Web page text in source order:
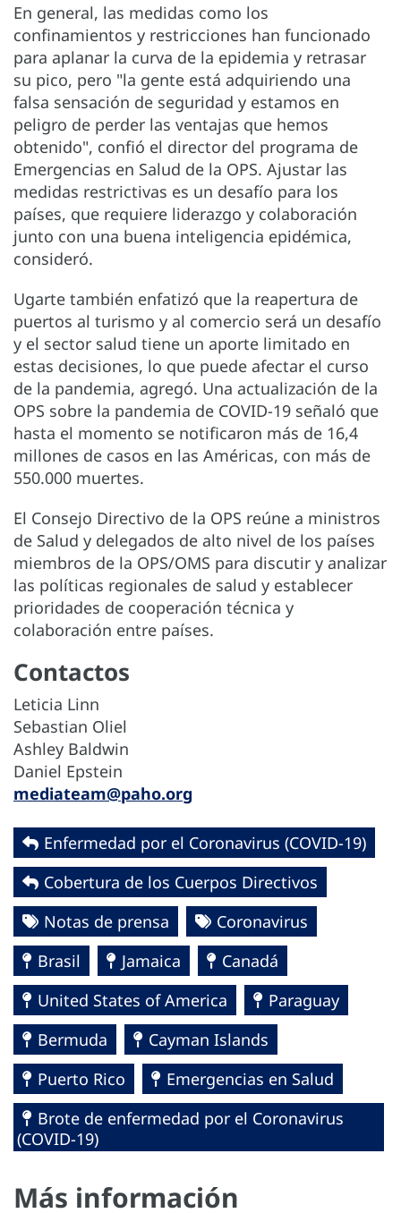
En general, las medidas como los
confinamientos y restricciones han funcionado
para aplanar la curva de la epidemia y retrasar
su pico, pero "la gente está adquiriendo una
falsa sensación de seguridad y estamos en
peligro de perder las ventajas que hemos
obtenido", confió el director del programa de
Emergencias en Salud de la OPS. Ajustar las
medidas restrictivas es un desafío para los
países, que requiere liderazgo y colaboración
junto con una buena inteligencia epidémica,
consideró.
Ugarte también enfatizó que la reapertura de
puertos al turismo y al comercio será un desafío
y el sector salud tiene un aporte limitado en
estas decisiones, lo que puede afectar el curso
de la pandemia, agregó. Una actualización de la
OPS sobre la pandemia de COVID-19 señaló que
hasta el momento se notificaron más de 16,4
millones de casos en las Américas, con más de
550.000 muertes.
El Consejo Directivo de la OPS reúne a ministros
de Salud y delegados de alto nivel de los países
miembros de la OPS/OMS para discutir y analizar
las políticas regionales de salud y establecer
prioridades de cooperación técnica y
colaboración entre países.
Contactos
Leticia Linn
Sebastian Oliel
Ashley Baldwin
Daniel Epstein
mediateam@paho.org
Enfermedad por el Coronavirus ‎‎(COVID-19)‎
Cobertura de los Cuerpos Directivos
Notas de prensa
Coronavirus
Brasil
Jamaica
Canadá
United States of America
Paraguay
Bermuda
Cayman Islands
Puerto Rico
Emergencias en Salud
Brote de enfermedad por el Coronavirus
(COVID-19)
Más información